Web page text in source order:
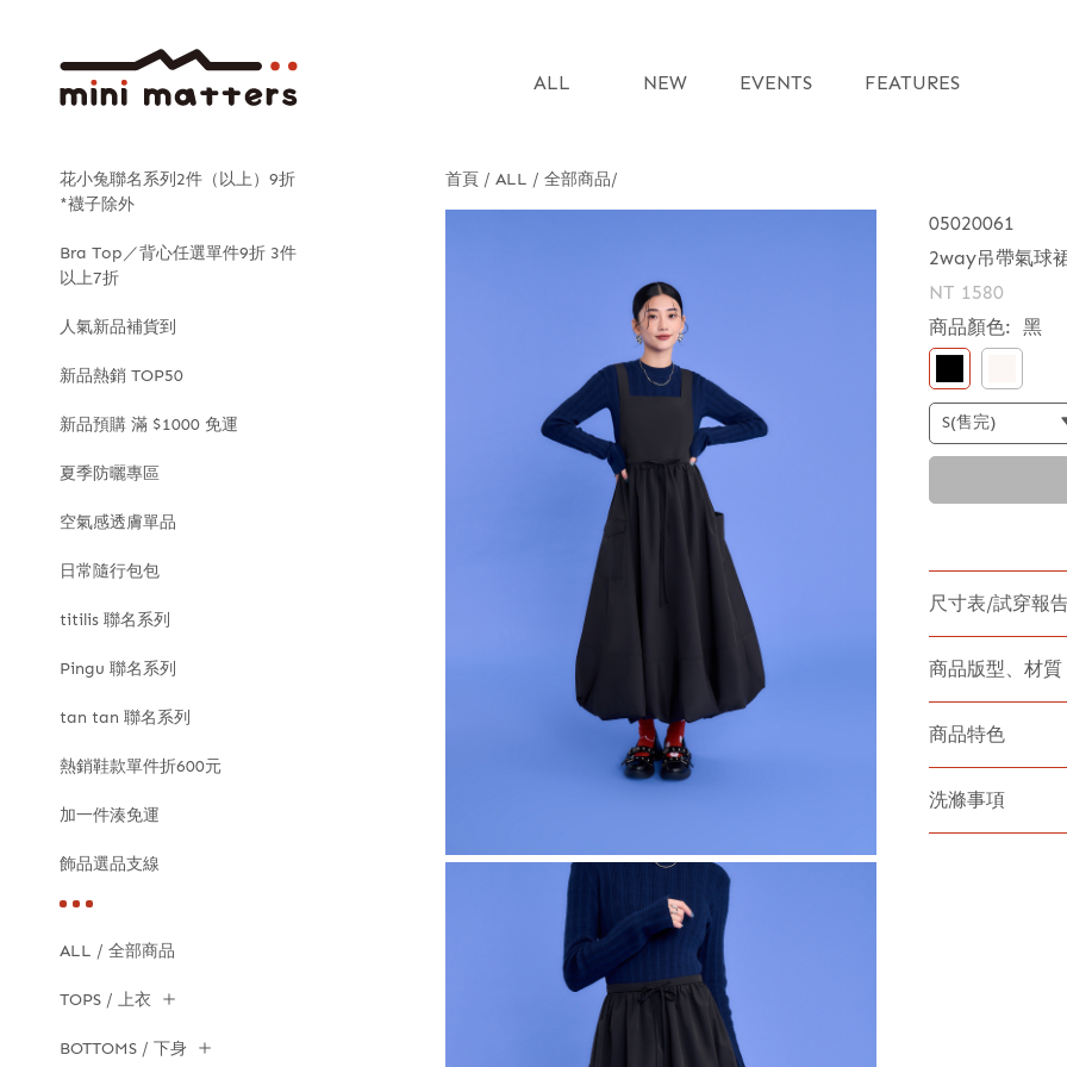
ALL NEW EVENTS FEATURES
花小兔聯名系列2件（以上）9折
*襪子除外
Bra Top／背心任選單件9折 3件
以上7折
人氣新品補貨到
新品熱銷 TOP50
新品預購 滿 $1000 免運
夏季防曬專區
空氣感透膚單品
日常隨行包包
titilis 聯名系列
Pingu 聯名系列
tan tan 聯名系列
熱銷鞋款單件折600元
加一件湊免運
飾品選品支線
ALL / 全部商品
TOPS / 上衣
BOTTOMS / 下身
首頁 ALL / 全部商品
05020061
2way吊帶氣球
NT 1580
商品顏色: 黑
尺寸表/試穿報
商品版型、材質
商品特色
洗滌事項